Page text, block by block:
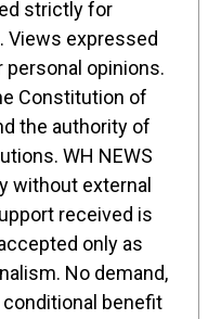
strictly for
Views expressed
personal opinions.
Constitution of
the authority of
WH NEWS
without external
received is
only as
No demand,
benefit